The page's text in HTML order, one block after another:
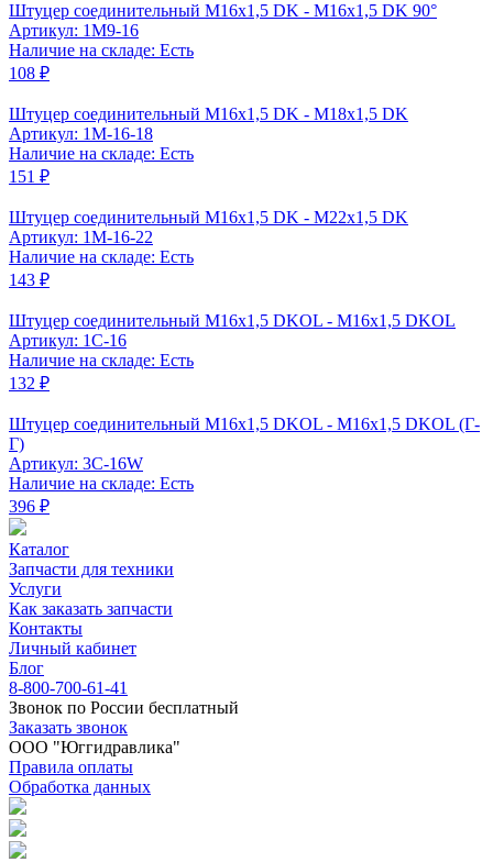
Штуцер соединительный M16x1,5 DK - M16x1,5 DK 90°
Артикул: 1M9-16
Наличие на складе: Есть
108 ₽
Штуцер соединительный М16x1,5 DK - М18x1,5 DK
Артикул: 1M-16-18
Наличие на складе: Есть
151 ₽
Штуцер соединительный М16x1,5 DK - М22x1,5 DK
Артикул: 1M-16-22
Наличие на складе: Есть
143 ₽
Штуцер соединительный M16x1,5 DKOL - M16x1,5 DKOL
Артикул: 1C-16
Наличие на складе: Есть
132 ₽
Штуцер соединительный M16x1,5 DKOL - M16x1,5 DKOL (Г-
Г)
Артикул: 3C-16W
Наличие на складе: Есть
396 ₽
Каталог
Запчасти для техники
Услуги
Как заказать запчасти
Контакты
Личный кабинет
Блог
8-800-700-61-41
Звонок по России бесплатный
Заказать звонок
ООО "Юггидравлика"
Правила оплаты
Обработка данных